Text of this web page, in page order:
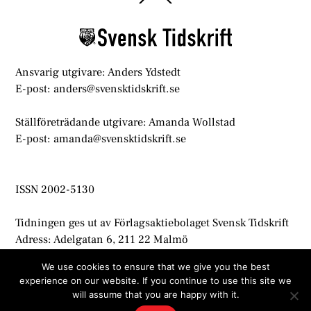
To
Ansvarig utgivare: Anders Ydstedt
E-post: anders@svensktidskrift.se
Ställföreträdande utgivare: Amanda Wollstad
E-post: amanda@svensktidskrift.se
ISSN 2002-5130
Tidningen ges ut av Förlagsaktiebolaget Svensk Tidskrift
Adress: Adelgatan 6, 211 22 Malmö
© Svensk Tidskrift 2021
We use cookies to ensure that we give you the best
experience on our website. If you continue to use this site we
will assume that you are happy with it.